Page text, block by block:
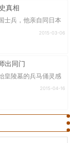
真相
士兵，他亲自同日本
2015-03-06
出同门
皇陵墓的兵马俑灵感
2015-04-16